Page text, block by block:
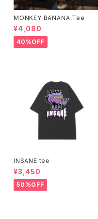
MONKEY BANANA Tee
¥4,080
40%OFF
INSANE tee
¥3,450
50%OFF